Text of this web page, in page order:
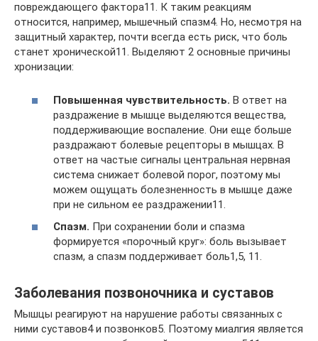
повреждающего фактора11. К таким реакциям
относится, например, мышечный спазм4. Но, несмотря на
защитный характер, почти всегда есть риск, что боль
станет хронической11. Выделяют 2 основные причины
хронизации:
Повышенная чувствительность. В ответ на
раздражение в мышце выделяются вещества,
поддерживающие воспаление. Они еще больше
раздражают болевые рецепторы в мышцах. В
ответ на частые сигналы центральная нервная
система снижает болевой порог, поэтому мы
можем ощущать болезненность в мышце даже
при не сильном ее раздражении11.
Спазм. При сохранении боли и спазма
формируется «порочный круг»: боль вызывает
спазм, а спазм поддерживает боль1,5, 11.
Заболевания позвоночника и суставов
Мышцы реагируют на нарушение работы связанных с
ними суставов4 и позвонков5. Поэтому миалгия является